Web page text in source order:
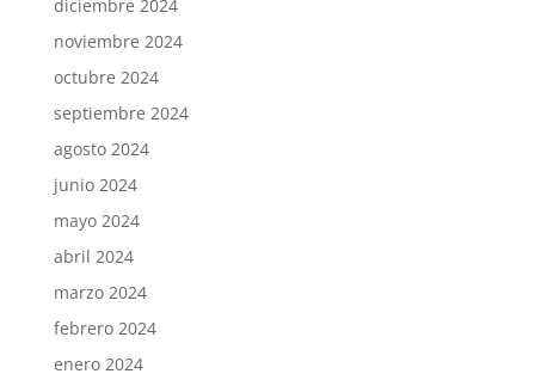
diciembre 2024
noviembre 2024
octubre 2024
septiembre 2024
agosto 2024
junio 2024
mayo 2024
abril 2024
marzo 2024
febrero 2024
enero 2024